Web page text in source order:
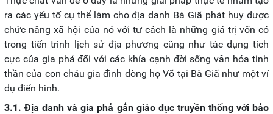
ra các yếu tố cụ thể làm cho địa danh Bà Giã phát huy được
chức năng xã hội của nó với tư cách là những giá trị vốn có
trong tiến trình lịch sử địa phương cũng như tác dụng tích
cực của gia phả đối với các khía cạnh đời sống văn hóa tinh
thần của con cháu gia đình dòng họ Võ tại Bà Giã như một ví
dụ điển hình.
3.1. Địa danh và gia phả gắn giáo dục truyền thống với bảo